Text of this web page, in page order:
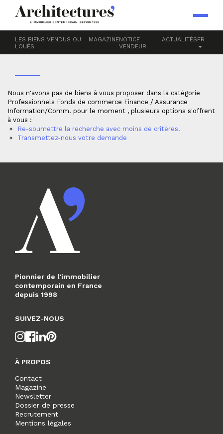
LES BIENS VENDUS OU
LOUÉS
MAGAZINENOTICE
VENDEUR
ACTUALITÉSFR
Accueil Professionnels
Finance / Assurance
INFORMATION/COMM.
Nous n'avons pas de biens à vous proposer dans la catégorie
Professionnels Fonds de commerce Finance / Assurance
Information/Comm. pour le moment , plusieurs options s'offrent
à vous :
Re-soumettre la recherche avec moins de critères.
Transmettez-nous votre demande
Pionnier de l'immobilier
contemporain en France
depuis 1998
SUIVEZ-NOUS
À PROPOS
Contact
Magazine
Newsletter
Dossier de presse
Recrutement
Mentions légales